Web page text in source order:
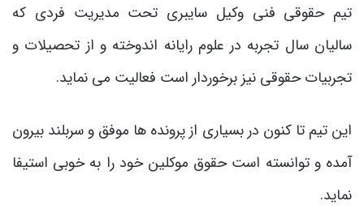
تیم حقوقی فنی وکیل سایبری تحت مدیریت فردی که
سالیان سال تجربه در علوم رایانه اندوخته و از تحصیلات و
تجربیات حقوقی نیز برخوردار است فعالیت می نماید.
این تیم تا کنون در بسیاری از پرونده ها موفق و سربلند بیرون
آمده و توانسته است حقوق موکلین خود را به خوبی استیفا
نماید.